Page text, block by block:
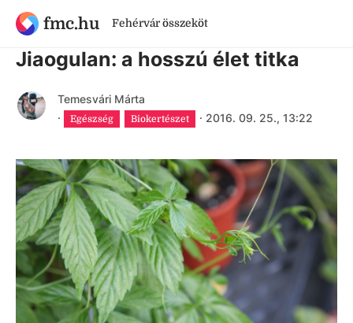
fmc.hu Fehérvár összeköt
9 évnél régebbi cikk
Jiaogulan: a hosszú élet titka
Temesvári Márta
·
Egészség Biokertészet · 2016. 09. 25., 13:22